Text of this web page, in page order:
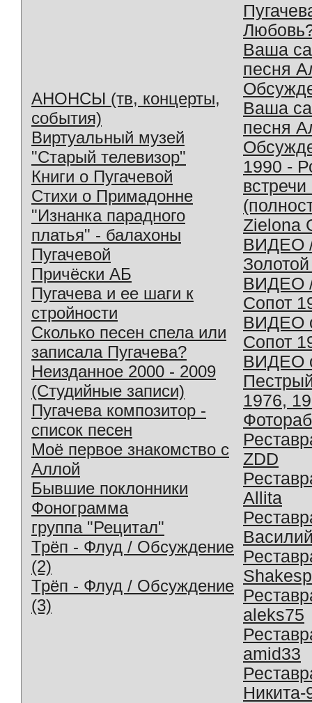
АНОНСЫ (тв, концерты,
события)
Виртуальный музей
"Старый телевизор"
Книги о Пугачевой
Стихи о Примадонне
"Изнанка парадного
платья" - балахоны
Пугачевой
Причёски АБ
Пугачева и ее шаги к
стройности
Сколько песен спела или
записала Пугачева?
Неизданное 2000 - 2009
(Студийные записи)
Пугачева композитор -
список песен
Моё первое знакомство с
Аллой
Бывшие поклонники
Фонограмма
группа "Рецитал"
Трёп - Флуд / Обсуждение
(2)
Трёп - Флуд / Обсуждение
(3)
Ваша
песня
Ваша
песня
1990 -
Zielona
ВИДЕО
ВИДЕО
Сопот
ВИДЕО
Сопот
ВИДЕО
1976,
ZDD
Allita
aleks75
amid33
Никита-